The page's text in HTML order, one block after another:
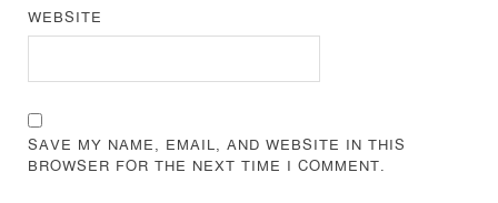
WEBSITE
SAVE MY NAME, EMAIL, AND WEBSITE IN THIS
BROWSER FOR THE NEXT TIME I COMMENT.